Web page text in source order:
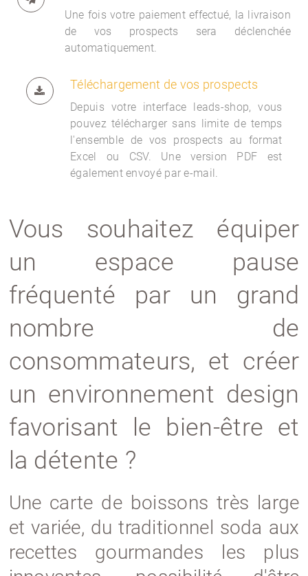
Une fois votre paiement effectué, la livraison
de vos prospects sera déclenchée
automatiquement.
Téléchargement de vos prospects
Depuis votre interface leads-shop, vous
pouvez télécharger sans limite de temps
l'ensemble de vos prospects au format
Excel ou CSV. Une version PDF est
également envoyé par e-mail.
Vous souhaitez équiper
un espace pause
fréquenté par un grand
nombre de
consommateurs, et créer
un environnement design
favorisant le bien-être et
la détente ?
Une carte de boissons très large
et variée, du traditionnel soda aux
recettes gourmandes les plus